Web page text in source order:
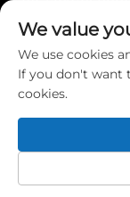
E-mail :
[email
Copyright © 2025
We value
We use cookies
If you don't want
cookies.